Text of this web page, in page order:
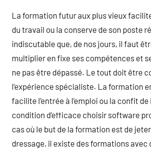
La formation futur aux plus vieux
du travail ou la conserve de son poste
indiscutable que, de nos jours, il faut
multiplier en fixe ses compétences et
ne pas être dépassé. Le tout doit être
l’expérience spécialiste. La formation
facilite l’entrée à l’emploi ou la confit de
condition d’efficace choisir software
cas où le but de la formation est de
dressage, il existe des formations avec